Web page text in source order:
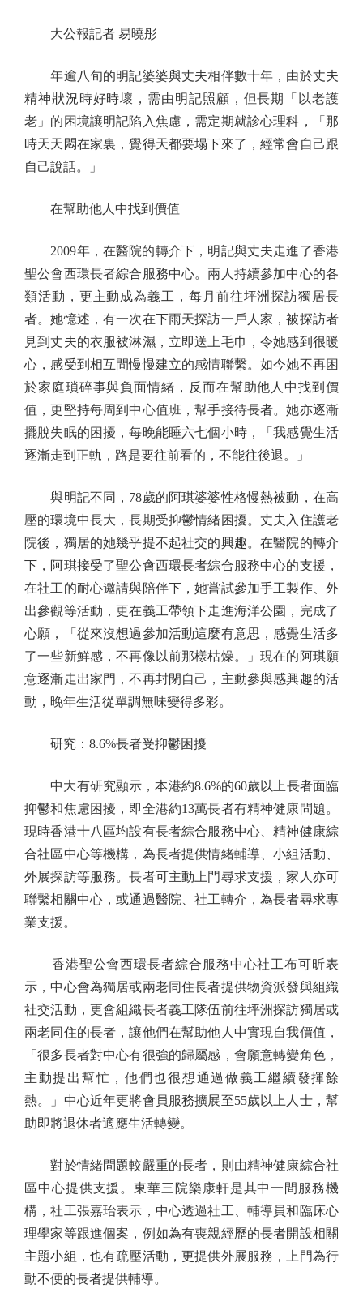
大公報記者 易曉彤
年逾八旬的明記婆婆與丈夫相伴數十年，由於丈夫
精神狀況時好時壞，需由明記照顧，但長期「以老護
老」的困境讓明記陷入焦慮，需定期就診心理科，「那
時天天悶在家裏，覺得天都要塌下來了，經常會自己跟
自己說話。」
在幫助他人中找到價值
2009年，在醫院的轉介下，明記與丈夫走進了香港
聖公會西環長者綜合服務中心。兩人持續參加中心的各
類活動，更主動成為義工，每月前往坪洲探訪獨居長
者。她憶述，有一次在下雨天探訪一戶人家，被探訪者
見到丈夫的衣服被淋濕，立即送上毛巾，令她感到很暖
心，感受到相互間慢慢建立的感情聯繫。如今她不再困
於家庭瑣碎事與負面情緒，反而在幫助他人中找到價
值，更堅持每周到中心值班，幫手接待長者。她亦逐漸
擺脫失眠的困擾，每晚能睡六七個小時，「我感覺生活
逐漸走到正軌，路是要往前看的，不能往後退。」
與明記不同，78歲的阿琪婆婆性格慢熱被動，在高
壓的環境中長大，長期受抑鬱情緒困擾。丈夫入住護老
院後，獨居的她幾乎提不起社交的興趣。在醫院的轉介
下，阿琪接受了聖公會西環長者綜合服務中心的支援，
在社工的耐心邀請與陪伴下，她嘗試參加手工製作、外
出參觀等活動，更在義工帶領下走進海洋公園，完成了
心願，「從來沒想過參加活動這麼有意思，感覺生活多
了一些新鮮感，不再像以前那樣枯燥。」現在的阿琪願
意逐漸走出家門，不再封閉自己，主動參與感興趣的活
動，晚年生活從單調無味變得多彩。
研究：8.6%長者受抑鬱困擾
中大有研究顯示，本港約8.6%的60歲以上長者面臨
抑鬱和焦慮困擾，即全港約13萬長者有精神健康問題。
現時香港十八區均設有長者綜合服務中心、精神健康綜
合社區中心等機構，為長者提供情緒輔導、小組活動、
外展探訪等服務。長者可主動上門尋求支援，家人亦可
聯繫相關中心，或通過醫院、社工轉介，為長者尋求專
業支援。
香港聖公會西環長者綜合服務中心社工布可昕表
示，中心會為獨居或兩老同住長者提供物資派發與組織
社交活動，更會組織長者義工隊伍前往坪洲探訪獨居或
兩老同住的長者，讓他們在幫助他人中實現自我價值，
「很多長者對中心有很強的歸屬感，會願意轉變角色，
主動提出幫忙，他們也很想通過做義工繼續發揮餘
熱。」中心近年更將會員服務擴展至55歲以上人士，幫
助即將退休者適應生活轉變。
對於情緒問題較嚴重的長者，則由精神健康綜合社
區中心提供支援。東華三院樂康軒是其中一間服務機
構，社工張嘉珆表示，中心透過社工、輔導員和臨床心
理學家等跟進個案，例如為有喪親經歷的長者開設相關
主題小組，也有疏壓活動，更提供外展服務，上門為行
動不便的長者提供輔導。